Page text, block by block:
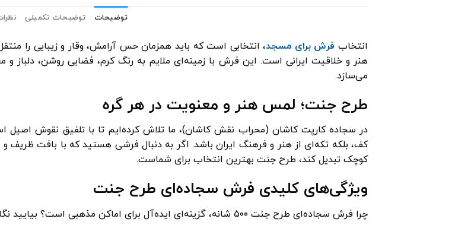
توضیحات توضیحات تکمیلی
انتخاب فرش برای مسجد
هنر و خلاقیت ایرانی است. این فرش با زمینه‌ای ملایم به رنگ کرم، فضایی روشن،
می‌سازد.
طرح جنت؛ لمس هنر و معنویت در هر گره
در سجاده کارپت کاشان (محراب نقش کاشان)، ما تلاش کرده‌ایم تا با تلفیق نقوش
کف، بلکه تکه‌ای از هنر و فرهنگ ایران باشد. اگر به دنبال فرشی هستید که با بافت
کوچک تبدیل کند، طرح جنت بهترین انتخاب برای شماست.
ویژگی‌های کلیدی فرش سجاده‌ای طرح جنت
چرا فرش سجاده‌ای طرح جنت ۵۰۰ شانه، گزینه‌ای ایده‌آل برای اماکن مذهبی است؟ بیایید نگاهی به جزئیات فنی و هنری آن داشته باشیم.